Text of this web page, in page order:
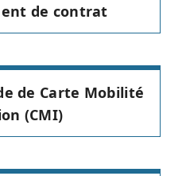
de contrat
de Carte Mobilité
(CMI)